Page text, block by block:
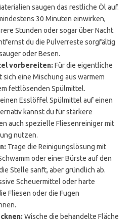
saugen das restliche Öl auf.
30 Minuten einwirken,
Stunden oder sogar über Nacht.
du die Pulverreste sorgfältig
oder Besen.
vorbereiten: Für die eigentliche
sich eine Mischung aus warmem
fettlösenden Spülmittel.
Esslöffel Spülmittel auf einen
kannst du für stärkere
auch spezielle Fliesenreiniger mit
nutzen.
Trage die Reinigungslösung mit
oder einer Bürste auf den
Stelle sanft, aber gründlich ab.
Scheuermittel oder harte
Fliesen oder die Fugen
Wische die behandelte Fläche